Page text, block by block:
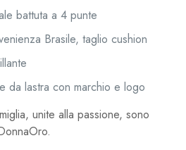
battuta a 4 punte
Brasile, taglio cushion
da lastra con marchio e logo
unite alla passione, sono